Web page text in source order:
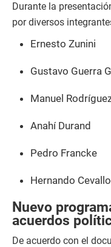
Durante la
por diversos
Ernesto Zunini
Gustavo Guerra
Manuel
Anahí Durand
Pedro Francke
Hernando
Nuevo
acuerdos
De acuerdo con el